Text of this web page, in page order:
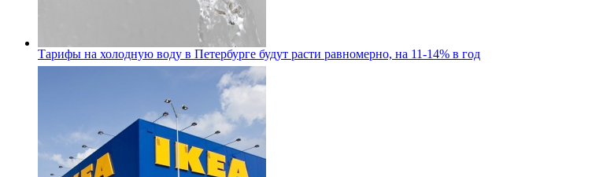
Тарифы на холодную воду в Петербурге будут расти равномерно, на 11-14% в год